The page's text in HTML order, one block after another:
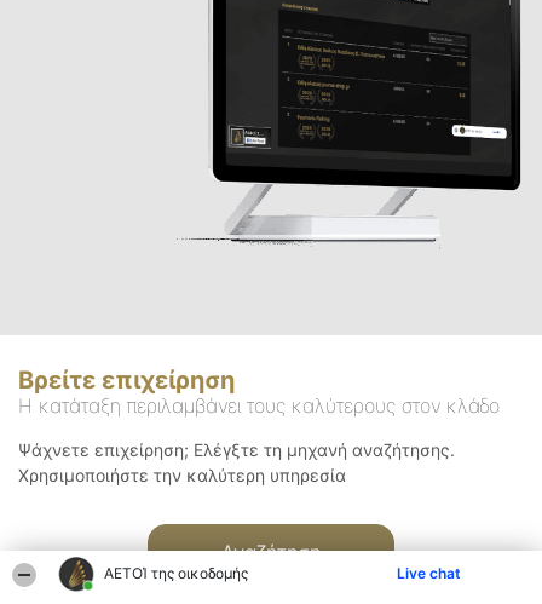
ΑΕΤΟΊ της οικοδομής Live chat
Βρείτε επιχείρηση
Η κατάταξη περιλαμβάνει τους καλύτερους στον κλάδο
Ψάχνετε επιχείρηση; Ελέγξτε τη μηχανή αναζήτησης.
Χρησιμοποιήστε την καλύτερη υπηρεσία
Αναζήτηση